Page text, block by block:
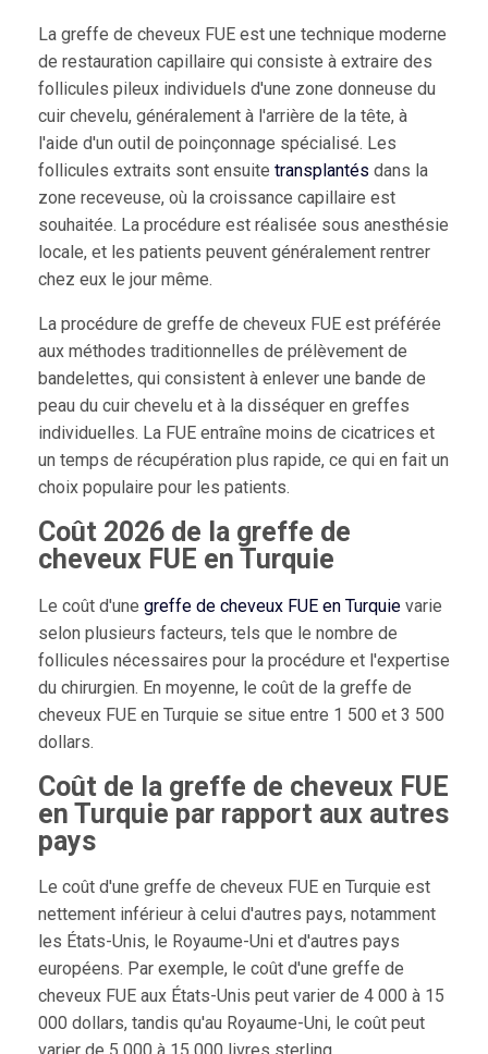
La greffe de cheveux FUE est une technique moderne
de restauration capillaire qui consiste à extraire des
follicules pileux individuels d'une zone donneuse du
cuir chevelu, généralement à l'arrière de la tête, à
l'aide d'un outil de poinçonnage spécialisé. Les
follicules extraits sont ensuite transplantés dans la
zone receveuse, où la croissance capillaire est
souhaitée. La procédure est réalisée sous anesthésie
locale, et les patients peuvent généralement rentrer
chez eux le jour même.
La procédure de greffe de cheveux FUE est préférée
aux méthodes traditionnelles de prélèvement de
bandelettes, qui consistent à enlever une bande de
peau du cuir chevelu et à la disséquer en greffes
individuelles. La FUE entraîne moins de cicatrices et
un temps de récupération plus rapide, ce qui en fait un
choix populaire pour les patients.
Coût 2026 de la greffe de
cheveux FUE en Turquie
Le coût d'une greffe de cheveux FUE en Turquievarie
selon plusieurs facteurs, tels que le nombre de
follicules nécessaires pour la procédure et l'expertise
du chirurgien. En moyenne, le coût de la greffe de
cheveux FUE en Turquie se situe entre 1 500 et 3 500
dollars.
Coût de la greffe de cheveux FUE
en Turquie par rapport aux autres
pays
Le coût d'une greffe de cheveux FUE en Turquie est
nettement inférieur à celui d'autres pays, notamment
les États-Unis, le Royaume-Uni et d'autres pays
européens. Par exemple, le coût d'une greffe de
cheveux FUE aux États-Unis peut varier de 4 000 à 15
000 dollars, tandis qu'au Royaume-Uni, le coût peut